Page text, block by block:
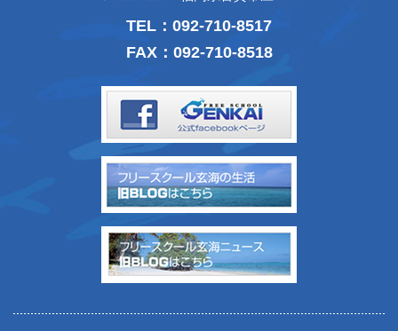
TEL： 092-710-8517
FAX：092-710-8518